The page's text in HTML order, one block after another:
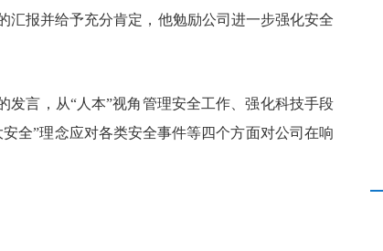
汇报并给予充分肯定，他勉励公司进一步强化安全
发言，从“人本”视角管理安全工作、强化科技手段
全”理念应对各类安全事件等四个方面对公司在响